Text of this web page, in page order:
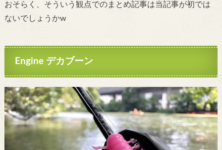
おそらく、そういう観点でのまとめ記事は当記事が初では
ないでしょうかw
Engine デカブーン